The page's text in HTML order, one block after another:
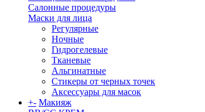
Салонные процедуры
Маски для лица
Регулярные
Ночные
Гидрогелевые
Тканевые
Альгинатные
Стикеры от черных точек
Аксессуары для масок
+- Макияж